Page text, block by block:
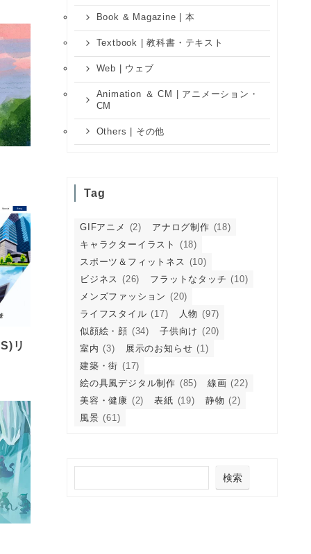
リ
Book & Magazine | 本
Textbook | 教科書・テキスト
Web | ウェブ
Animation ＆ CM | アニメーション・
CM
Others | その他
Tag
GIFアニメ (2) アナログ制作 (18)
キャラクターイラスト
(18)
スポーツ＆フィットネス (10)
ビジネス (26) フラットなタッチ (10)
メンズファッション (20)
ライフスタイル (17) 人物 (97)
似顔絵・顔 (34) 子供向け (20)
室内 (3) 展示のお知らせ (1)
建築・街 (17)
絵の具風デジタル制作 (85) 線画 (22)
美容・健康 (2) 表紙 (19) 静物 (2)
風景 (61)
検索